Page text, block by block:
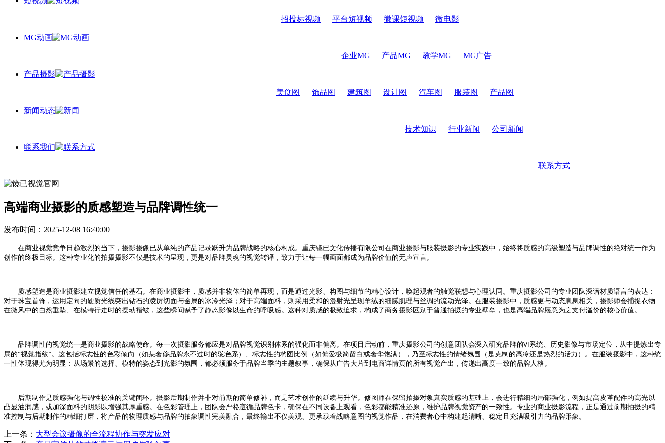
招投标视频 平台短视频 微课短视频 微电影
MG动画
企业MG 产品MG 教学MG MG广告
产品摄影
美食图 饰品图 建筑图 设计图 汽车图 服装图 产品图
新闻动态
技术知识 行业新闻 公司新闻
联系我们
联系方式
高端商业摄影的质感塑造与品牌调性统一
发布时间：2025-12-08 16:40:00
在商业视觉竞争日趋激烈的当下，摄影摄像已从单纯的产品记录跃升为品牌战略的核心构成。重庆镜已文化传播有限公司在商业摄影与服装摄影的专业实践中，始终将质感的高级塑造与品牌调性的绝对统一作为
创作的终极目标。这种专业化的拍摄摄影不仅是技术的呈现，更是对品牌灵魂的视觉转译，致力于让每一幅画面都成为品牌价值的无声宣言。
质感塑造是商业摄影建立视觉信任的基石。在商业摄影中，质感并非物体的简单再现，而是通过光影、构图与细节的精心设计，唤起观者的触觉联想与心理认同。重庆摄影公司的专业团队深谙材质语言的表达：
对于珠宝首饰，运用定向的硬质光线突出钻石的凌厉切面与金属的冰冷光泽；对于高端面料，则采用柔和的漫射光呈现羊绒的细腻肌理与丝绸的流动光泽。在服装摄影中，质感更与动态息息相关，摄影师会捕捉衣物
在微风中的自然垂坠、在模特行走时的摆动褶皱，这些瞬间赋予了静态影像以生命的呼吸感。这种对质感的极致追求，构成了商务摄影区别于普通拍摄的专业壁垒，也是高端品牌愿意为之支付溢价的核心价值。
品牌调性的视觉统一是商业摄影的战略使命。每一次摄影服务都应是对品牌视觉识别体系的强化而非偏离。在项目启动前，重庆摄影公司的创意团队会深入研究品牌的VI 系统、历史影像与市场定位，从中提炼出专
属的“视觉指纹”。这包括标志性的色彩倾向（如某奢侈品牌永不过时的驼色系）、标志性的构图比例（如偏爱极简留白或奢华饱满），乃至标志性的情绪氛围（是克制的高冷还是热烈的活力）。在服装摄影中，这种统
一性体现得尤为明显：从场景的选择、模特的姿态到光影的氛围，都必须服务于品牌当季的主题叙事，确保从广告大片到电商详情页的所有视觉产出，传递出高度一致的品牌人格。
后期制作是质感强化与调性校准的关键闭环。摄影后期制作并非对前期的简单修补，而是艺术创作的延续与升华。修图师在保留拍摄对象真实质感的基础上，会进行精细的局部强化，例如提高皮革配件的高光以
凸显油润感，或加深面料的阴影以增强其厚重感。在色彩管理上，团队会严格遵循品牌色卡，确保在不同设备上观看，色彩都能精准还原，维护品牌视觉资产的一致性。专业的商业摄影流程，正是通过前期拍摄的精
准控制与后期制作的精细打磨，将产品的物理质感与品牌的抽象调性完美融合，最终输出不仅美观、更承载着战略意图的视觉作品，在消费者心中构建起清晰、稳定且充满吸引力的品牌形象。
上一条： 大型会议摄像的全流程协作与突发应对